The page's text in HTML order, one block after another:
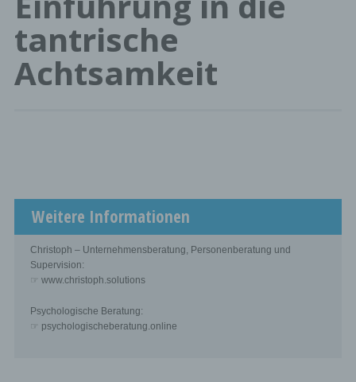
tantrische
Achtsamkeit
Weitere Informationen
Christoph – Unternehmensberatung, Personenberatung und
Supervision:
☞ www.christoph.solutions
Psychologische Beratung:
☞ psychologischeberatung.online